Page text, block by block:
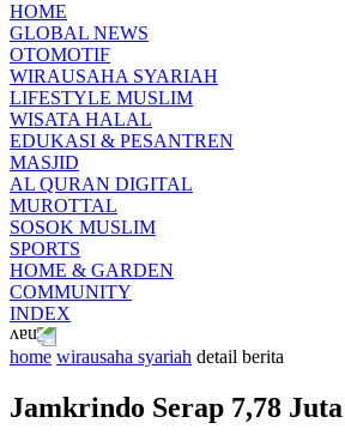
HOME
GLOBAL NEWS
OTOMOTIF
WIRAUSAHA SYARIAH
LIFESTYLE MUSLIM
WISATA HALAL
EDUKASI & PESANTREN
MASJID
AL QURAN DIGITAL
MUROTTAL
SOSOK MUSLIM
SPORTS
HOME & GARDEN
COMMUNITY
INDEX
home wirausaha syariah detail berita
Jamkrindo Serap 7,78